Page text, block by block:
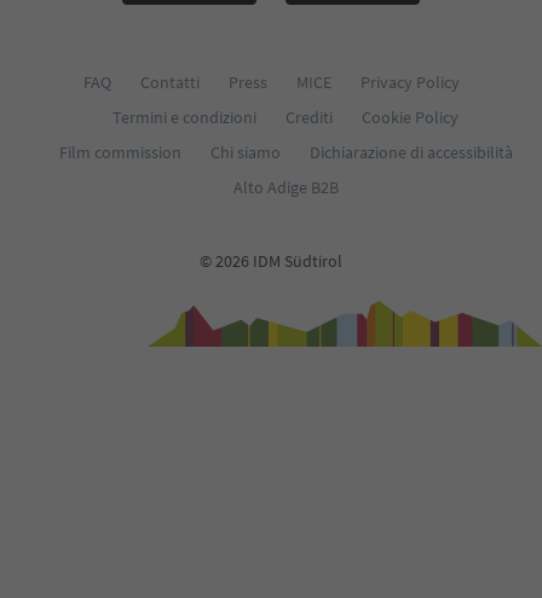
FAQ Contatti Press MICE
Privacy Policy
Termini e condizioni
Crediti
Cookie Policy
Film commission
Chi siamo
Dichiarazione di accessibilità
Alto Adige B2B
© 2026 IDM Südtirol